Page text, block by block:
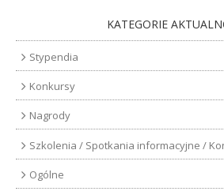
KATEGORIE
Stypendia
Konkursy
Nagrody
Szkolenia / Spotkania informacyjne /
Ogólne